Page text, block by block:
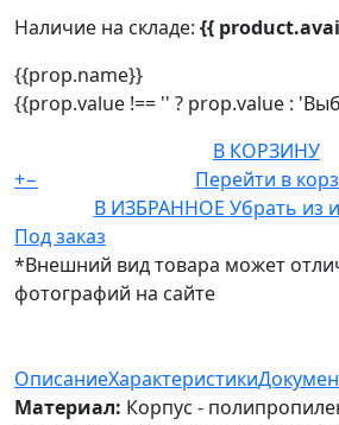
Наличие на складе: {{
{{prop.name}}
{{prop.value !== '' ? prop.value :
В КОРЗИНУ
+−
Перейти в
В ИЗБРАННОЕ Убрать из
Под заказ
*Внешний вид товара может
фотографий на сайте
ОписаниеХарактеристики
Материал: Корпус -